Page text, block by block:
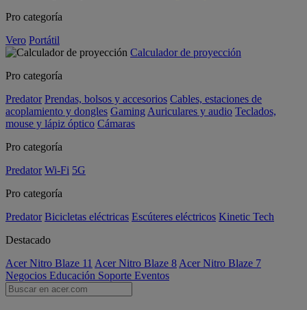
Pro categoría
Vero Portátil
Calculador de proyección
Pro categoría
Predator Prendas, bolsos y accesorios Cables, estaciones de
acoplamiento y dongles Gaming Auriculares y audio Teclados,
mouse y lápiz óptico Cámaras
Pro categoría
Predator Wi-Fi 5G
Pro categoría
Predator Bicicletas eléctricas Escúteres eléctricos Kinetic Tech
Destacado
Acer Nitro Blaze 11 Acer Nitro Blaze 8 Acer Nitro Blaze 7
Negocios Educación Soporte Eventos